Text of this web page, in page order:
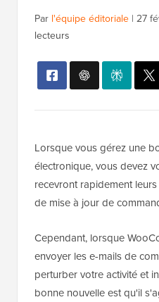
Par l'équipe éditoriale | 27
lecteurs
Lorsque vous gérez une
électronique, vous devez
recevront rapidement
de mise à jour de
Cependant, lorsque
envoyer les e-mails de
perturber votre activité et
bonne nouvelle est qu'il